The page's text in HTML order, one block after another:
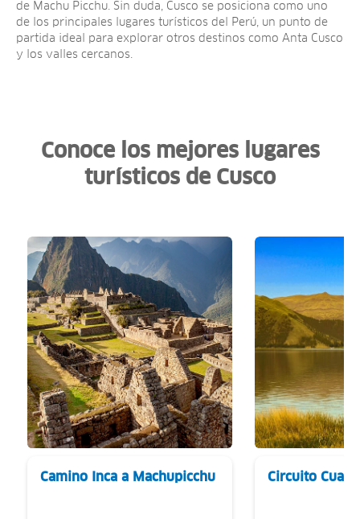
de Machu Picchu. Sin duda, Cusco se posiciona como uno
de los principales lugares turísticos del Perú, un punto de
partida ideal para explorar otros destinos como Anta Cusco
y los valles cercanos.
Conoce los mejores lugares
turísticos de Cusco
Camino Inca a Machupicchu Circuito